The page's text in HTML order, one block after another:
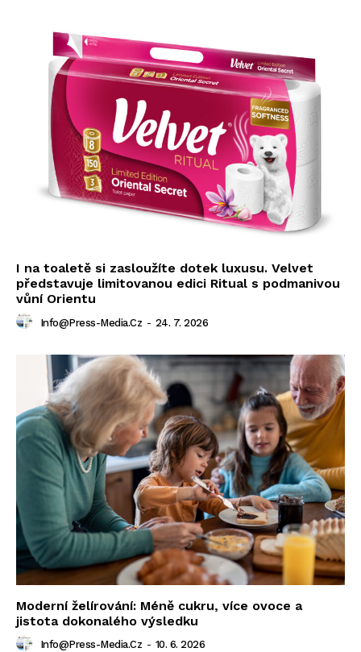
I na toaletě si zasloužíte dotek luxusu. Velvet
představuje limitovanou edici Ritual s podmanivou
vůní Orientu
Info@press-Media.cz - 24. 7. 2026
Moderní želírování: Méně cukru, více ovoce a
jistota dokonalého výsledku
Info@press-Media.cz - 10. 6. 2026